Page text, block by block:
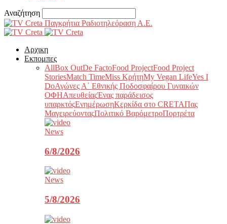
Αναζήτηση
Παγκρήτια Ραδιοτηλεόραση Α.Ε.
Αρχικη
Εκπομπες
AllBox OutDe FactoFood ProjectFood Project
StoriesMatch TimeMiss ΚρήτηMy Vegan LifeYes I
DoΑγώνες Α΄ Εθνικής Ποδοσφαίρου Γυναικών
ΟΦΗΑπευθείαςΈνας παράδεισος
υπαρκτόςΕνημέρωσηΚερκίδα στο CRETAΠας
ΜαγειρεύονταςΠολιτικό ΒαρόμετροΠορτρέτα
News
6/8/2026
News
5/8/2026